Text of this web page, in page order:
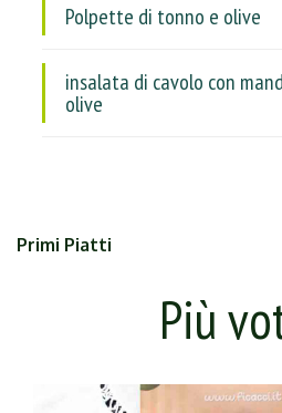
Polpette di tonno e olive
insalata di cavolo con
olive
Primi Piatti
Più